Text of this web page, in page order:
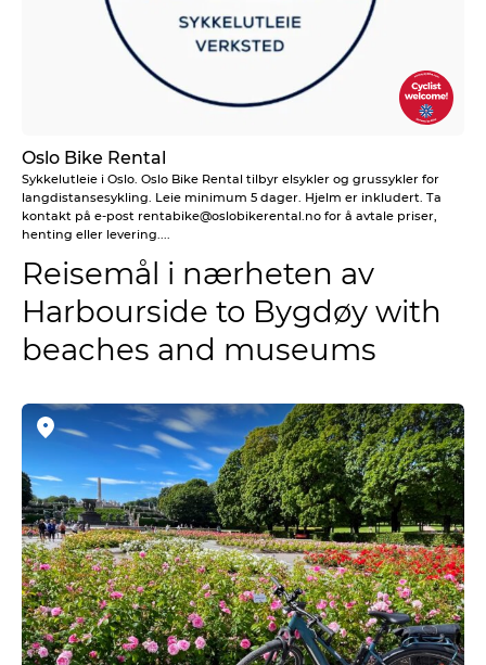
Oslo Bike Rental
Sykkelutleie i Oslo. Oslo Bike Rental tilbyr elsykler og grussykler for
langdistansesykling. Leie minimum 5 dager. Hjelm er inkludert. Ta
kontakt på e-post rentabike@oslobikerental.no for å avtale priser,
henting eller levering....
Reisemål i nærheten av
Harbourside to Bygdøy with
beaches and museums